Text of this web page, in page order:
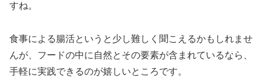
すね。
食事による腸活というと少し難しく聞こえるかもしれませ
んが、フードの中に自然とその要素が含まれているなら、
手軽に実践できるのが嬉しいところです。